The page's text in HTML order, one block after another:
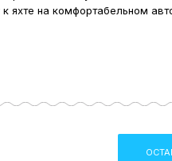
к яхте на комфортабельном